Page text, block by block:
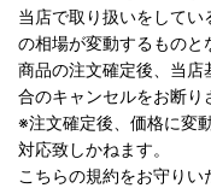
当店で取り扱いをして
の相場が変動するものと
商品の注文確定後、当
合のキャンセルをお断り
※注文確定後、価格に変
対応致しかねます。
こちらの規約をお守りい